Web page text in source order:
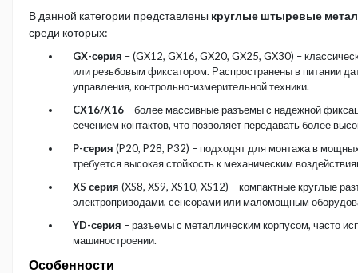
В данной категории представлены круглые штыревые
среди которых:
GX-серия – (GX12, GX16, GX20, GX25, GX30) –
или резьбовым фиксатором. Распространены в питании
управления, контрольно-измерительной техники.
CX16/X16 – более массивные разъемы с надежной
сечением контактов, что позволяет передавать более
P-серия (P20, P28, P32) – подходят для монтажа в
требуется высокая стойкость к механическим
XS серия (XS8, XS9, XS10, XS12) – компактные круглые
электроприводами, сенсорами или маломощным
YD-серия – разъемы с металлическим корпусом, часто
машиностроении.
Особенности